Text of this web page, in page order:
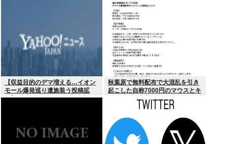
【収益目的のデマ増える…イオン
モール爆発巡り遺族装う投稿拡
散】X（旧ツイッター）投稿者
秋葉原で無料配布で大混乱を引き
起こした自称7000円のマウスとキ
ーボード、中華サイトで1500円で
売られるゴミだったwww